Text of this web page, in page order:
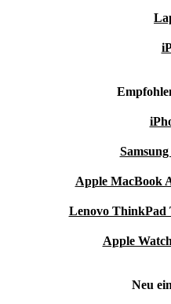
Apple MacBook
Lenovo ThinkPad
Apple
Neu